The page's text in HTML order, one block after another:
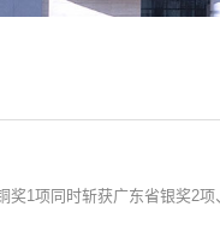
1项同时斩获广东省银奖2